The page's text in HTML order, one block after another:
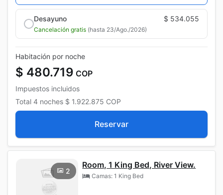
Desayuno $ 534.055
Cancelación gratis (hasta 23/Ago./2026)
Habitación por noche
$ 480.719 COP
Impuestos incluidos
Total 4 noches $ 1.922.875 COP
Reservar
2
Room, 1 King Bed, River View.
Camas: 1 King Bed